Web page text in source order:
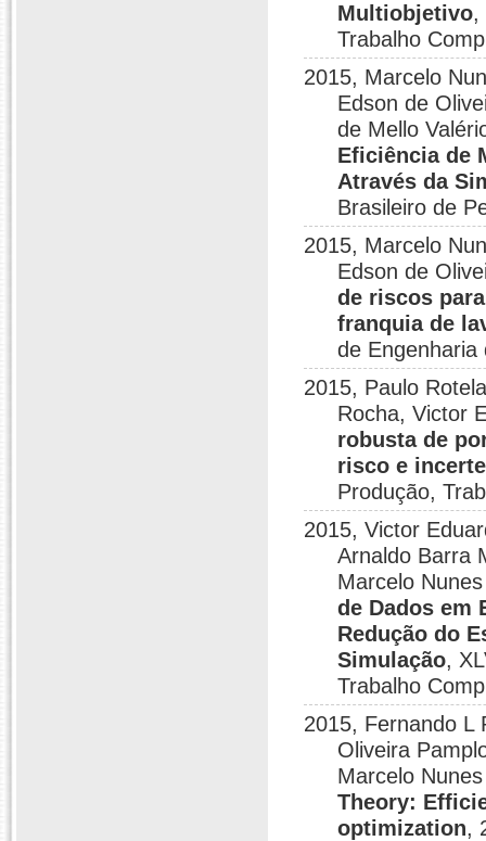
Multiobjetivo,
Trabalho
2015, Marcelo
Edson de
de Mello
Eficiência de
Através da
Brasileiro de
2015, Marcelo
Edson de
de riscos
franquia de
de Engenharia
2015, Paulo
Rocha, Victor
robusta de
risco e
Produção,
2015, Victor
Arnaldo Barra
Marcelo
de Dados em
Redução do
Simulação,
Trabalho
2015, Fernando L
Oliveira
Marcelo
Theory:
optimization,